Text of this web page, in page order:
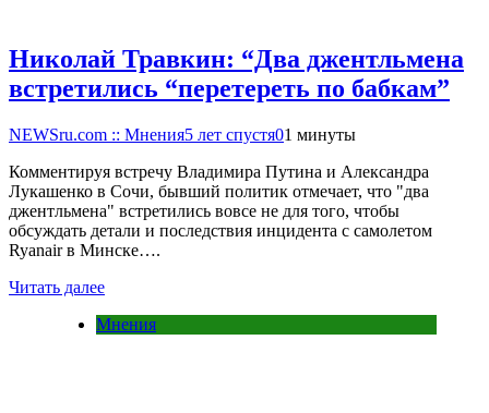
Николай Травкин: “Два джентльмена
встретились “перетереть по бабкам”
NEWSru.com :: Мнения5 лет спустя01 минуты
Комментируя встречу Владимира Путина и Александра
Лукашенко в Сочи, бывший политик отмечает, что "два
джентльмена" встретились вовсе не для того, чтобы
обсуждать детали и последствия инцидента с самолетом
Ryanair в Минске….
Читать далее
Мнения